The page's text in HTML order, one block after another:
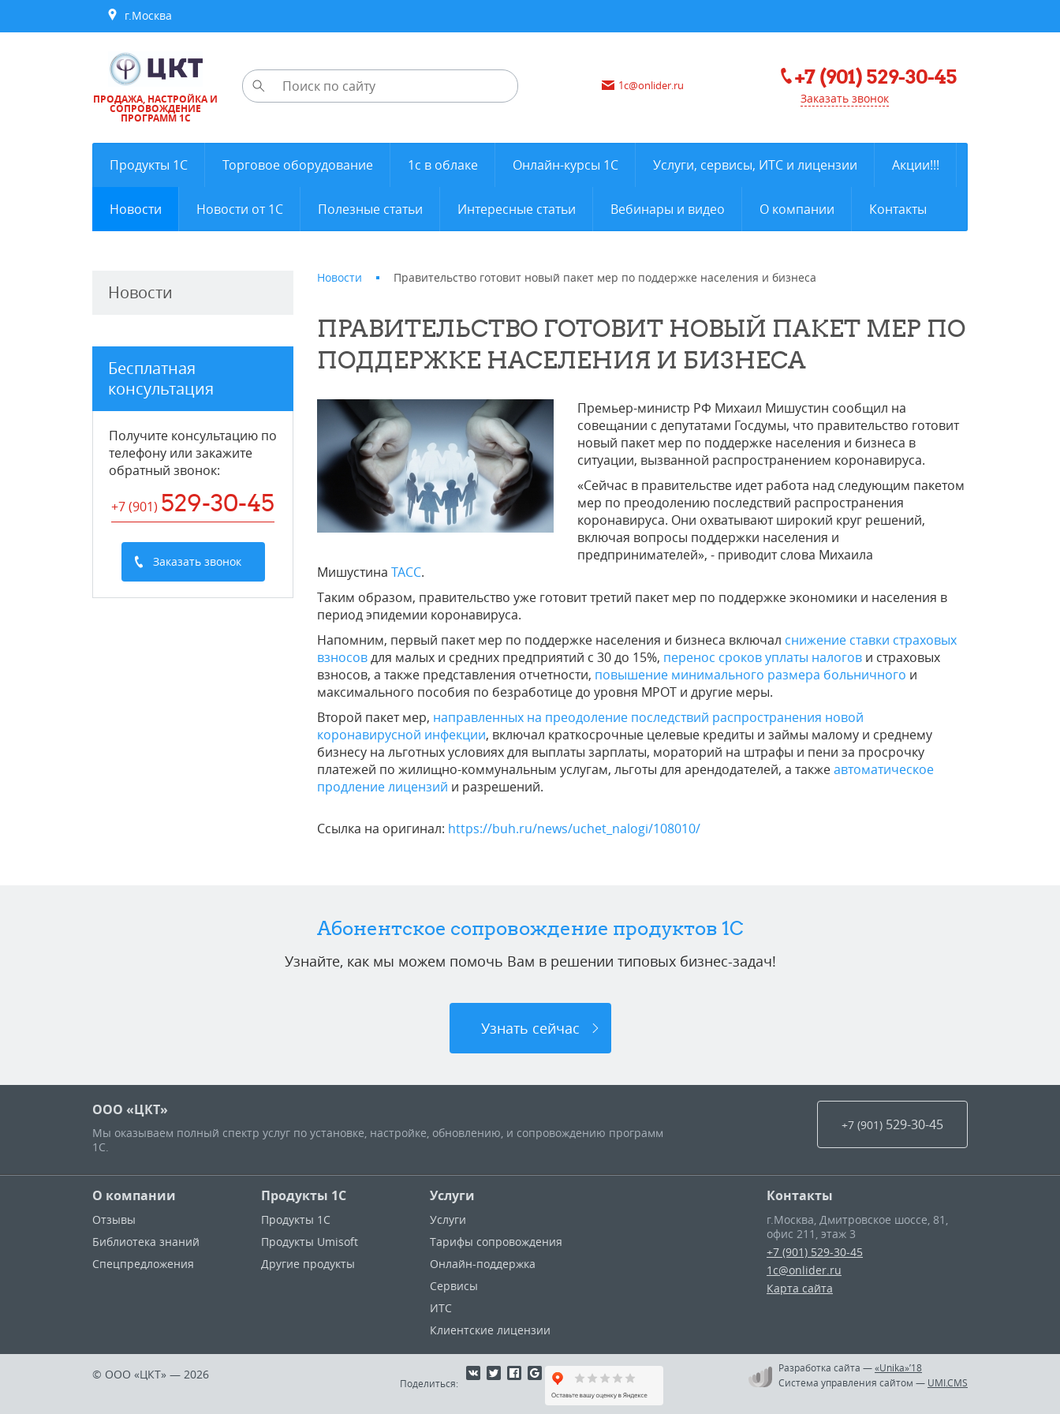
г.Москва
ПРОДАЖА, НАСТРОЙКА И
СОПРОВОЖДЕНИЕ
ПРОГРАММ 1С
1c@onlider.ru +7 (901) 529-30-45
Заказать звонок
Продукты 1С Торговое оборудование 1с в облаке Онлайн-курсы 1С Услуги, сервисы, ИТС и лицензии Акции!!!
Новости Новости от 1С Полезные статьи Интересные статьи Вебинары и видео О компании Контакты
Новости
Бесплатная
консультация
Получите консультацию по
телефону или закажите
обратный звонок:
+7 (901) 529-30-45
Заказать звонок
Новости Правительство готовит новый пакет мер по поддержке населения и бизнеса
ПРАВИТЕЛЬСТВО ГОТОВИТ НОВЫЙ ПАКЕТ МЕР ПО
ПОДДЕРЖКЕ НАСЕЛЕНИЯ И БИЗНЕСА
Премьер-министр РФ Михаил Мишустин сообщил на
совещании с депутатами Госдумы, что правительство готовит
новый пакет мер по поддержке населения и бизнеса в
ситуации, вызванной распространением коронавируса.
«Сейчас в правительстве идет работа над следующим пакетом
мер по преодолению последствий распространения
коронавируса. Они охватывают широкий круг решений,
включая вопросы поддержки населения и
предпринимателей», - приводит слова Михаила
Мишустина ТАСС.
Таким образом, правительство уже готовит третий пакет мер по поддержке экономики и населения в
период эпидемии коронавируса.
Напомним, первый пакет мер по поддержке населения и бизнеса включал снижение ставки страховых
взносовдля малых и средних предприятий с 30 до 15%, перенос сроков уплаты налогов и страховых
взносов, а также представления отчетности, повышение минимального размера больничного и
максимального пособия по безработице до уровня МРОТ и другие меры.
Второй пакет мер, направленных на преодоление последствий распространения новой
коронавирусной инфекции, включал краткосрочные целевые кредиты и займы малому и среднему
бизнесу на льготных условиях для выплаты зарплаты, мораторий на штрафы и пени за просрочку
платежей по жилищно-коммунальным услугам, льготы для арендодателей, а такжеавтоматическое
продление лицензий и разрешений.
Ссылка на оригинал: https://buh.ru/news/uchet_nalogi/108010/
Абонентское сопровождение продуктов 1C
Узнайте, как мы можем помочь Вам в решении типовых бизнес-задач!
Узнать сейчас
ООО «ЦКТ»
Мы оказываем полный спектр услуг по установке, настройке, обновлению, и сопровождению программ
1С.
+7 (901) 529-30-45
О компании
Отзывы
Библиотека знаний
Спецпредложения
Продукты 1С
Продукты 1С
Продукты Umisoft
Другие продукты
Услуги
Услуги
Тарифы сопровождения
Онлайн-поддержка
Сервисы
ИТС
Клиентские лицензии
Контакты
г.Москва Дмитровское шоссе, 81,
офис 211, этаж 3
+7 (901) 529-30-45
1c@onlider.ru
Карта сайта
© ООО «ЦКТ» — 2026
Поделиться:
Разработка сайта —«Unika»’18
Система управления сайтом — UMI.CMS